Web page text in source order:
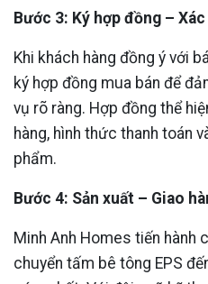
Bước 3: Ký hợp đồng –
Khi khách hàng đồng ý với
ký hợp đồng mua bán để
vụ rõ ràng. Hợp đồng thể
hàng, hình thức thanh toán
phẩm.
Bước 4: Sản xuất – Giao
Minh Anh Homes tiến hành
chuyển tấm bê tông EPS